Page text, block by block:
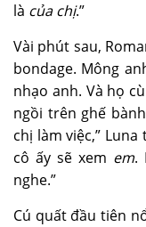
là của chị.”
Vài phút sau,
bondage. Mông
nhạo anh. Và họ
ngồi trên ghế
chị làm việc,”
cô ấy sẽ xem em.
nghe.”
Cú quất đầu tiên